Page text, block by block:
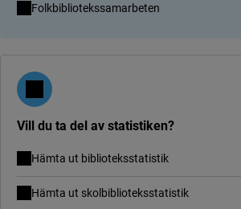
Folkbibliotekssamarbeten
Vill du ta del av statistiken?
Hämta ut biblioteksstatistik
Hämta ut skolbiblioteksstatistik